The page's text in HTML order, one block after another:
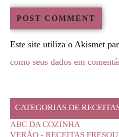
Este site utiliza o Akismet
como seus dados em
CATEGORIAS DE
ABC DA COZINHA
VERÃO - RECEITAS